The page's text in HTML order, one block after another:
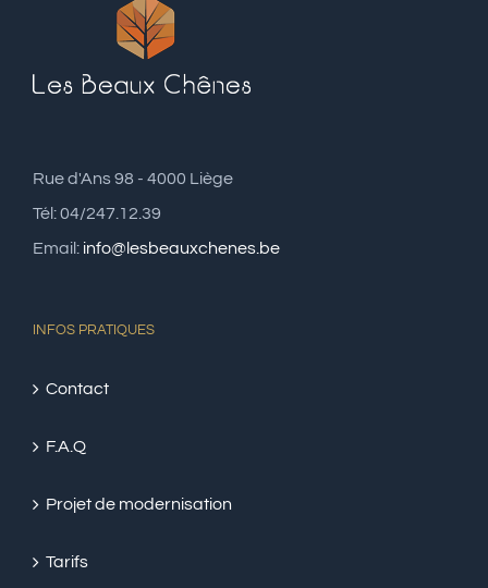
Rue d'Ans 98 - 4000 Liège
Tél: 04/247.12.39
Email: info@lesbeauxchenes.be
INFOS PRATIQUES
Contact
F.A.Q
Projet de modernisation
Tarifs